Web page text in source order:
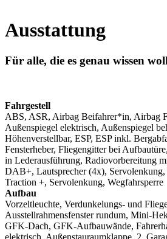
Ausstattung
Für alle, die es genau wissen
Fahrgestell
ABS, ASR, Airbag Beifahrer*in, Airbag
Außenspiegel elektrisch, Außenspiegel
Höhenverstellbar, ESP, ESP inkl.
Fensterheber, Fliegengitter bei
in Lederausführung, Radiovorbereitung
DAB+, Lautsprecher (4x),
Traction +, Servolenkung, Wegfahrsperre
Aufbau
Vorzeltleuchte, Verdunkelungs- und
Ausstellrahmensfenster rundum, Mini-
GFK-Dach, GFK-Aufbauwände,
elektrisch, Außenstauraumklappe, 2.